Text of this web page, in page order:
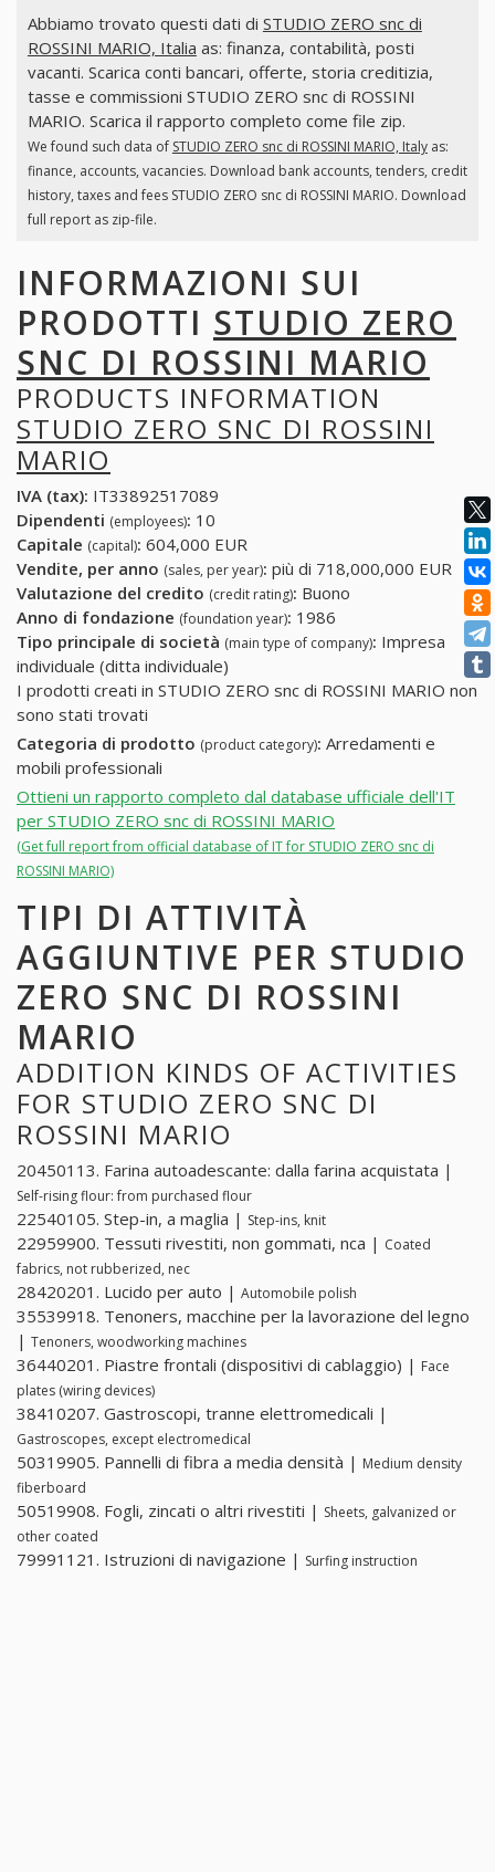
Abbiamo trovato questi dati di STUDIO ZERO snc di
ROSSINI MARIO, Italia as: finanza, contabilità, posti
vacanti. Scarica conti bancari, offerte, storia creditizia,
tasse e commissioni STUDIO ZERO snc di ROSSINI
MARIO. Scarica il rapporto completo come file zip.
We found such data of STUDIO ZERO snc di ROSSINI MARIO, Italyas:
finance, accounts, vacancies. Download bank accounts, tenders, credit
history, taxes and fees STUDIO ZERO snc di ROSSINI MARIO. Download
full report as zip-file.
INFORMAZIONI SUI
PRODOTTI STUDIO ZERO
SNC DI ROSSINI MARIO
PRODUCTS INFORMATION
STUDIO ZERO SNC DI ROSSINI
MARIO
IVA (tax): IT33892517089
Dipendenti (employees): 10
Capitale (capital): 604,000 EUR
Vendite, per anno (sales, per year): più di 718,000,000 EUR
Valutazione del credito (credit rating): Buono
Anno di fondazione (foundation year): 1986
Tipo principale di società (main type of company): Impresa
individuale (ditta individuale)
I prodotti creati in STUDIO ZERO snc di ROSSINI MARIO non
sono stati trovati
Categoria di prodotto (product category): Arredamenti e
mobili professionali
Ottieni un rapporto completo dal database ufficiale dell'IT
per STUDIO ZERO snc di ROSSINI MARIO
(Get full report from official database of IT for STUDIO ZERO snc di
ROSSINI MARIO)
TIPI DI ATTIVITÀ
AGGIUNTIVE PER STUDIO
ZERO SNC DI ROSSINI
MARIO
ADDITION KINDS OF ACTIVITIES
FOR STUDIO ZERO SNC DI
ROSSINI MARIO
20450113. Farina autoadescante: dalla farina acquistata |
Self-rising flour: from purchased flour
22540105. Step-in, a maglia | Step-ins, knit
22959900. Tessuti rivestiti, non gommati, nca | Coated
fabrics, not rubberized, nec
28420201. Lucido per auto | Automobile polish
35539918. Tenoners, macchine per la lavorazione del legno
| Tenoners, woodworking machines
36440201. Piastre frontali (dispositivi di cablaggio) | Face
plates (wiring devices)
38410207. Gastroscopi, tranne elettromedicali |
Gastroscopes, except electromedical
50319905. Pannelli di fibra a media densità | Medium density
fiberboard
50519908. Fogli, zincati o altri rivestiti | Sheets, galvanized or
other coated
79991121. Istruzioni di navigazione | Surfing instruction